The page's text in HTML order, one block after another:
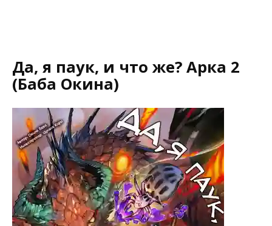
Да, я паук, и что же? Арка 2
(Баба Окина)